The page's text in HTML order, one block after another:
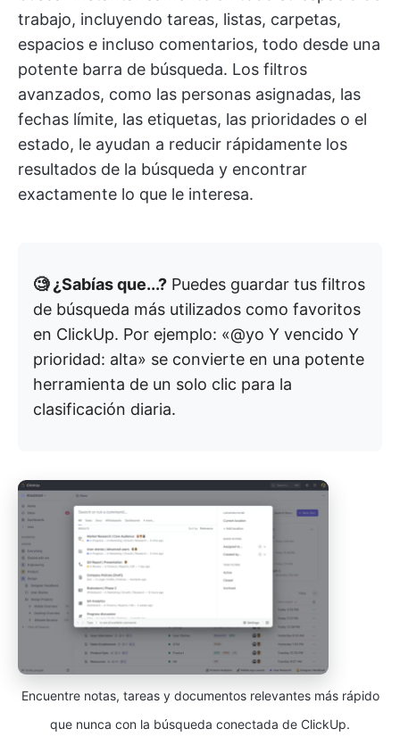
trabajo, incluyendo tareas, listas, carpetas,
espacios e incluso comentarios, todo desde una
potente barra de búsqueda. Los filtros
avanzados, como las personas asignadas, las
fechas límite, las etiquetas, las prioridades o el
estado, le ayudan a reducir rápidamente los
resultados de la búsqueda y encontrar
exactamente lo que le interesa.
🧐 ¿Sabías que...? Puedes guardar tus filtros
de búsqueda más utilizados como favoritos
en ClickUp. Por ejemplo: «@yo Y vencido Y
prioridad: alta» se convierte en una potente
herramienta de un solo clic para la
clasificación diaria.
Encuentre notas, tareas y documentos relevantes más rápido
que nunca con la búsqueda conectada de ClickUp.